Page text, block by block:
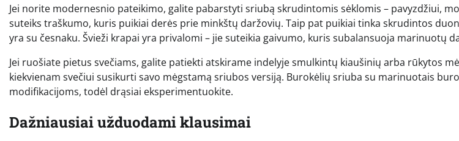
Jei norite modernesnio pateikimo, galite pabarstyti sriubą skrudintomis sėklomis – pavyzdžiui,
suteiks traškumo, kuris puikiai derės prie minkštų daržovių. Taip pat puikiai tinka skrudintos
yra su česnaku. Švieži krapai yra privalomi – jie suteikia gaivumo, kuris subalansuoja marinuotų
Jei ruošiate pietus svečiams, galite patiekti atskirame indelyje smulkintų kiaušinių arba rūkytos
kiekvienam svečiui susikurti savo mėgstamą sriubos versiją. Burokėlių sriuba su marinuotais
modifikacijoms, todėl drąsiai eksperimentuokite.
Dažniausiai užduodami klausimai